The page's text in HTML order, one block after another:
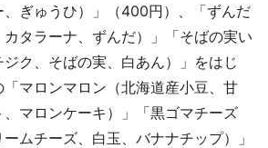
、ぎゅうひ）」（400円）、「ずんだ
タラーナ、ずんだ）」「そばの実い
ク、そばの実、白あん）」をはじ
マロンマロン（北海道産小豆、甘
マロンケーキ）」「黒ゴマチーズ
ームチーズ、白玉、バナナチップ）」